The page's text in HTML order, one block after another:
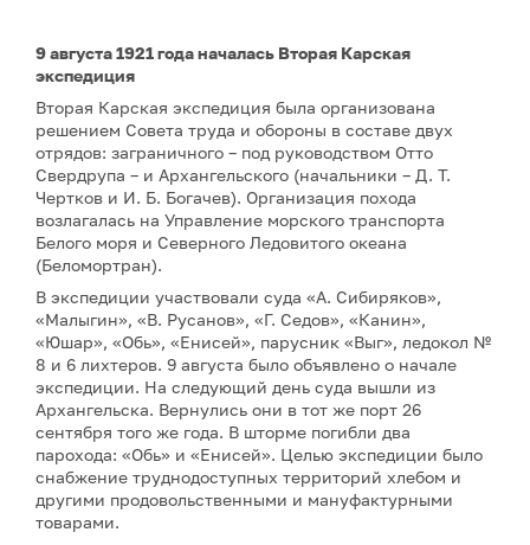
9 августа 1921 года началась Вторая Карская
экспедиция
Вторая Карская экспедиция была организована
решением Совета труда и обороны в составе двух
отрядов: заграничного – под руководством Отто
Свердрупа – и Архангельского (начальники – Д. Т.
Чертков и И. Б. Богачев). Организация похода
возлагалась на Управление морского транспорта
Белого моря и Северного Ледовитого океана
(Беломортран).
В экспедиции участвовали суда «А. Сибиряков»,
«Малыгин», «В. Русанов», «Г. Седов», «Канин»,
«Юшар», «Обь», «Енисей», парусник «Выг», ледокол №
8 и 6 лихтеров. 9 августа было объявлено о начале
экспедиции. На следующий день суда вышли из
Архангельска. Вернулись они в тот же порт 26
сентября того же года. В шторме погибли два
парохода: «Обь» и «Енисей». Целью экспедиции было
снабжение труднодоступных территорий хлебом и
другими продовольственными и мануфактурными
товарами.